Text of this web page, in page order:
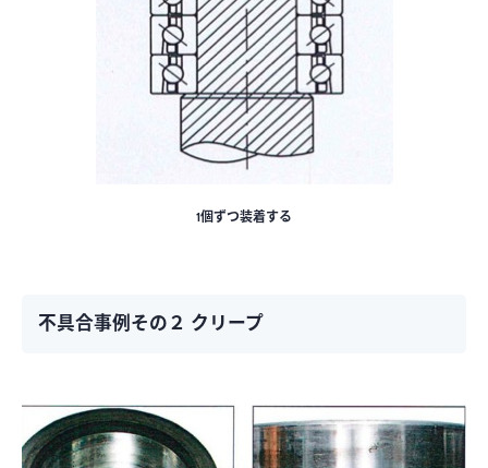
1個ずつ装着する
不具合事例その２ クリープ